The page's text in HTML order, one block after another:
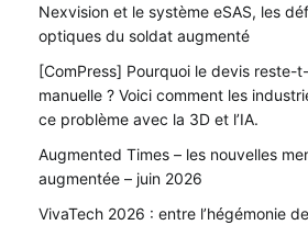
Nexvision et le système eSAS, les
optiques du soldat augmenté
[ComPress] Pourquoi le devis reste-
manuelle ? Voici comment les
ce problème avec la 3D et l’IA.
Augmented Times – les nouvelles
augmentée – juin 2026
VivaTech 2026 : entre l’hégémonie